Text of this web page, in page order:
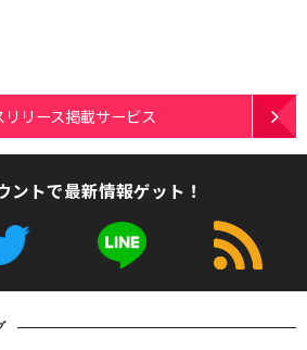
リリース掲載サービス
ントで最新情報ゲット！